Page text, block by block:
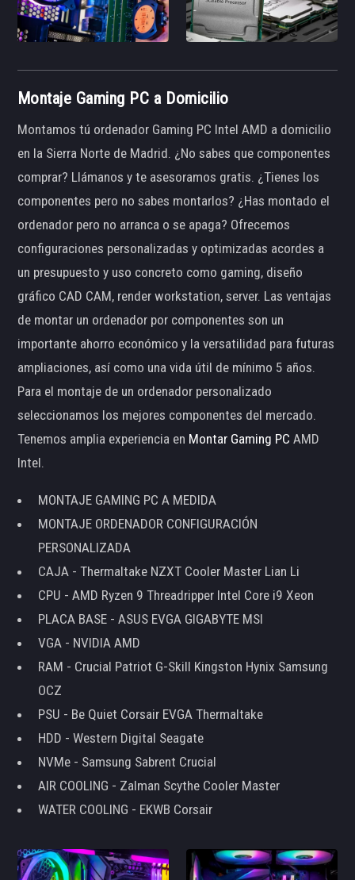
Montaje Gaming PC a Domicilio
Montamos tú ordenador Gaming PC Intel AMD a domicilio
en la Sierra Norte de Madrid. ¿No sabes que componentes
comprar? Llámanos y te asesoramos gratis. ¿Tienes los
componentes pero no sabes montarlos? ¿Has montado el
ordenador pero no arranca o se apaga? Ofrecemos
configuraciones personalizadas y optimizadas acordes a
un presupuesto y uso concreto como gaming, diseño
gráfico CAD CAM, render workstation, server. Las ventajas
de montar un ordenador por componentes son un
importante ahorro económico y la versatilidad para futuras
ampliaciones, así como una vida útil de mínimo 5 años.
Para el montaje de un ordenador personalizado
seleccionamos los mejores componentes del mercado.
Tenemos amplia experiencia en Montar Gaming PC AMD
Intel.
MONTAJE GAMING PC A MEDIDA
MONTAJE ORDENADOR CONFIGURACIÓN
PERSONALIZADA
CAJA - Thermaltake NZXT Cooler Master Lian Li
CPU - AMD Ryzen 9 Threadripper Intel Core i9 Xeon
PLACA BASE - ASUS EVGA GIGABYTE MSI
VGA - NVIDIA AMD
RAM - Crucial Patriot G-Skill Kingston Hynix Samsung
OCZ
PSU - Be Quiet Corsair EVGA Thermaltake
HDD - Western Digital Seagate
NVMe - Samsung Sabrent Crucial
AIR COOLING - Zalman Scythe Cooler Master
WATER COOLING - EKWB Corsair